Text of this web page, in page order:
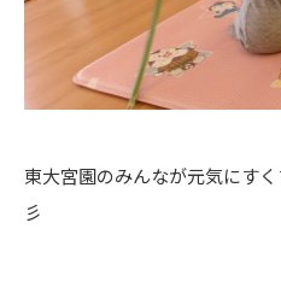
東大宮園のみんなが元気にす
彡